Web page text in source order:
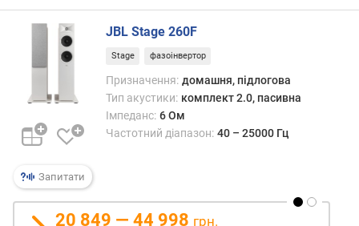
Г
ц
с
.
а
с
Запитати
JBL Stage 260F
Stage фазоінвертор
Призначення: домашня, підлогова
Тип акустики: комплект 2.0, пасивна
Імпеданс: 6 Ом
Частотний діапазон: 40 – 25000 Гц
20 849 — 44 998 грн.